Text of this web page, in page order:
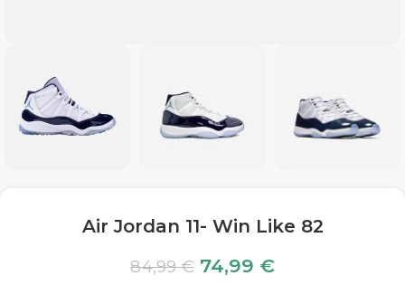
Air Jordan 11- Win Like 82
84,99€ 74,99 €